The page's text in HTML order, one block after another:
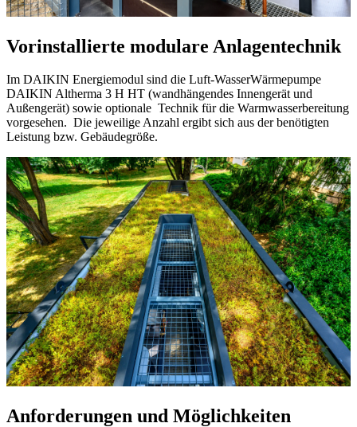
Vorinstallierte modulare Anlagentechnik
Im DAIKIN Energiemodul sind die Luft-WasserWärmepumpe
DAIKIN Altherma 3 H HT (wandhängendes Innengerät und
Außengerät) sowie optionale Technik für die Warmwasserbereitung
vorgesehen. Die jeweilige Anzahl ergibt sich aus der benötigten
Leistung bzw. Gebäudegröße.
Anforderungen und Möglichkeiten